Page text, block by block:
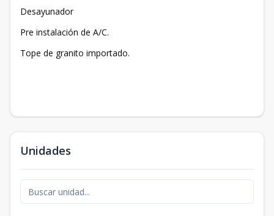
Desayunador
Pre instalación de A/C.
Tope de granito importado.
Unidades